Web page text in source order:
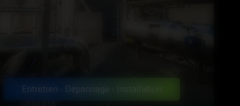
Entretien - Dépannage - Installation